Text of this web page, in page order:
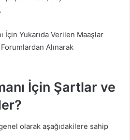
İçin Yukarıda Verilen Maaşlar
Alınarak
İçin Şartlar ve
olarak aşağıdakilere sahip